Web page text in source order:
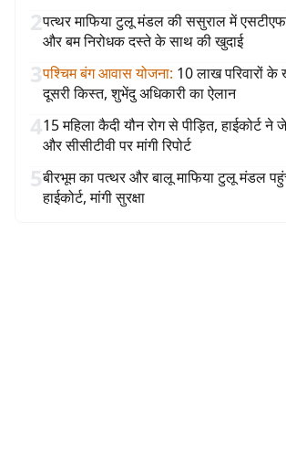
2पत्थर माफिया टुलू मंडल की ससुराल में
और बम निरोधक दस्ते के साथ की खुदाई
3पश्चिम बंग आवास योजना: 10 लाख परिवारों
दूसरी किस्त, शुभेंदु अधिकारी का ऐलान
415 महिला कैदी यौन रोग से पीड़ित, हाईकोर्ट ने
और सीसीटीवी पर मांगी रिपोर्ट
5बीरभूम का पत्थर और बालू माफिया टुलू मंडल
हाईकोर्ट, मांगी सुरक्षा